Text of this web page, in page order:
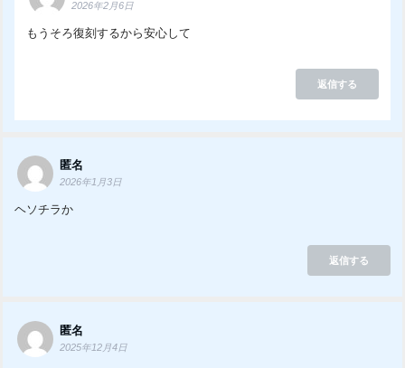
2026年2月6日
もうそろ復刻するから安心して
返信する
匿名
2026年1月3日
ヘソチラか
返信する
匿名
2025年12月4日